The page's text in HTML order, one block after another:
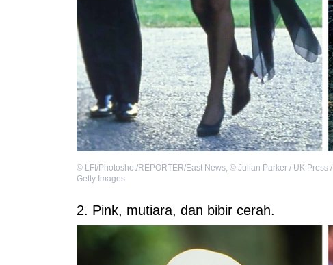
© LFI/Photoshot/REPORTER/East News, © Julian Parker / UK Press /
Getty Images
2. Pink, mutiara, dan bibir cerah.